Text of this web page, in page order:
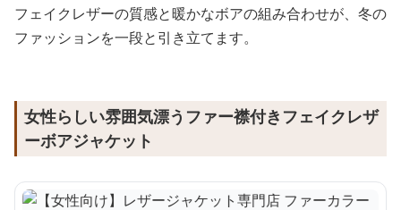
フェイクレザーの質感と暖かなボアの組み合わせが、冬の
ファッションを一段と引き立てます。
女性らしい雰囲気漂うファー襟付きフェイクレザ
ーボアジャケット